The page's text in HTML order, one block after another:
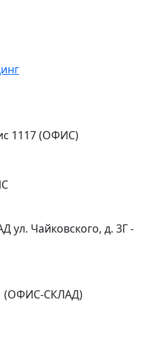
1117 (ОФИС)
ул. Чайковского, д. 3Г -
(ОФИС-СКЛАД)